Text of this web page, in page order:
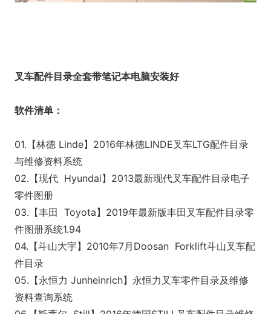
叉车配件目录全套带笔记本电脑安装好
软件清单：
01.【林德 Linde】2016年林德LINDE叉车LTG配件目录
与维修资料系统
02.【现代 Hyundai】2013最新现代叉车配件目录电子
零件图册
03.【丰田 Toyota】2019年最新版丰田叉车配件目录零
件图册系统1.94
04.【斗山大宇】2010年7月Doosan Forklift斗山叉车配
件目录
05.【永恒力 Junheinrich】永恒力叉车零件目录及维修
资料查询系统